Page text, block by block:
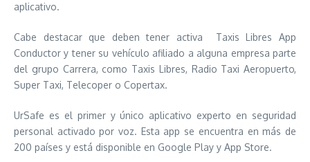
aplicativo.
Cabe destacar que deben tener activa Taxis Libres App
Conductor y tener su vehículo afiliado a alguna empresa parte
del grupo Carrera, como Taxis Libres, Radio Taxi Aeropuerto,
Super Taxi, Telecoper o Copertax.
UrSafe es el primer y único aplicativo experto en seguridad
personal activado por voz. Esta app se encuentra en más de
200 países y está disponible en Google Play y App Store.